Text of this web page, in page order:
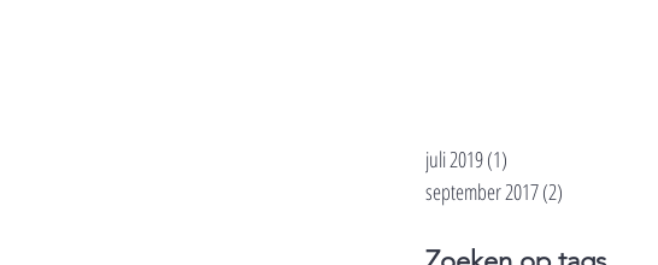
juli 2019(1)
september 2017(2)